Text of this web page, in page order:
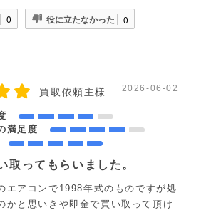
0 役に立たなかった 0
買取依頼主様 2026-06-02
満足度
取ってもらいました。
エアコンで1998年式のものですが処
かと思いきや即金で買い取って頂け